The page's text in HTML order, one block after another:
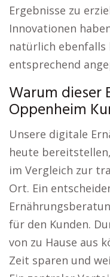
Ergebnisse zu
Innovationen
natürlich ebenfalls
entsprechend
Warum dieser
Oppenheim
Unsere digitale
heute
im Vergleich zur
Ort. Ein
für den Kunden.
von zu Hause aus
Zeit sparen und